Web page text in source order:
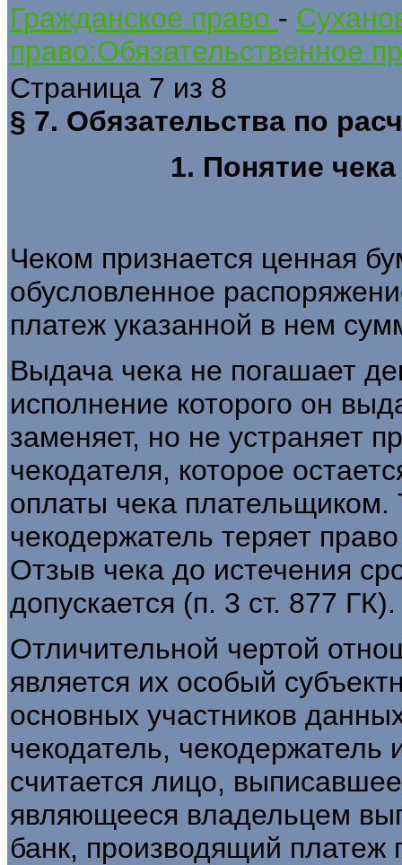
Гражданское право -
право:Обязательственное
Страница 7 из 8
§ 7. Обязательства по
1. Понятие
Чеком признается ценная
обусловленное
платеж указанной в нем
Выдача чека не погашает
исполнение которого он
заменяет, но не устраняет
чекодателя, которое
оплаты чека плательщиком.
чекодержатель теряет
Отзыв чека до истечения
допускается (п. 3 ст. 877 ГК).
Отличительной чертой
является их особый
основных участников
чекодатель,
считается лицо,
являющееся владельцем
банк, производящий платеж